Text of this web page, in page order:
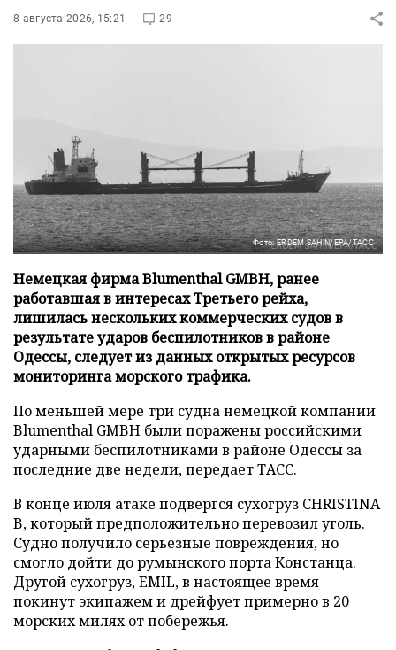
8 августа 2026, 15:21 29
Фото: ERDEM SAHIN/EPA/ТАСС
Немецкая фирма Blumenthal GMBH, ранее
работавшая в интересах Третьего рейха,
лишилась нескольких коммерческих судов в
результате ударов беспилотников в районе
Одессы, следует из данных открытых ресурсов
мониторинга морского трафика.
По меньшей мере три судна немецкой компании
Blumenthal GMBH были поражены российскими
ударными беспилотниками в районе Одессы за
последние две недели, передаетТАСС.
В конце июля атаке подвергся сухогруз CHRISTINA
B, который предположительно перевозил уголь.
Судно получило серьезные повреждения, но
смогло дойти до румынского порта Констанца.
Другой сухогруз, EMIL, в настоящее время
покинут экипажем и дрейфует примерно в 20
морских милях от побережья.